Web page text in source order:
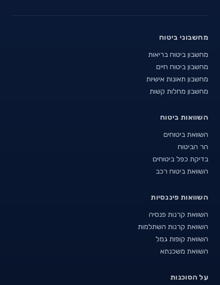
מחשבוני ביטוח
מחשבון ביטוח בריאות
מחשבון ביטוח חיים
מחשבון תאונות אישיות
מחשבון מחלות קשות
השוואות ביטוח
השוואת ביטוחים
הר הביטוח
בדיקת כפל ביטוחים
השוואת ביטוח רכב
השוואות פיננסיות
השוואת קרנות פנסיה
השוואת קרנות השתלמות
השוואת קופות גמל
השוואת משכנתא
על הסוכנות